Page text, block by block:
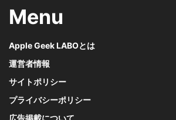
Menu
Apple Geek LABOとは
運営者情報
サイトポリシー
プライバシーポリシー
広告掲載について